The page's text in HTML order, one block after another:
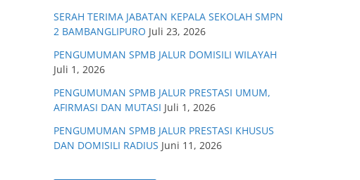
SERAH TERIMA JABATAN KEPALA SEKOLAH SMPN
2 BAMBANGLIPURO Juli 23, 2026
PENGUMUMAN SPMB JALUR DOMISILI WILAYAH
Juli 1, 2026
PENGUMUMAN SPMB JALUR PRESTASI UMUM,
AFIRMASI DAN MUTASI Juli 1, 2026
PENGUMUMAN SPMB JALUR PRESTASI KHUSUS
DAN DOMISILI RADIUS Juni 11, 2026